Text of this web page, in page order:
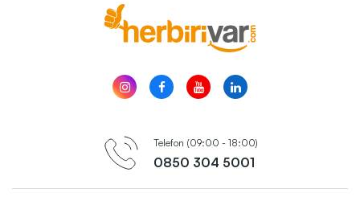
Telefon (09:00 - 18:00)
0850 304 5001